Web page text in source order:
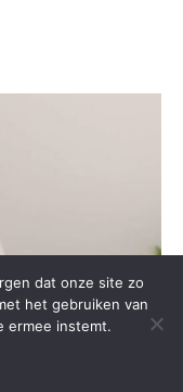
dat onze site zo
het gebruiken van
ermee instemt.